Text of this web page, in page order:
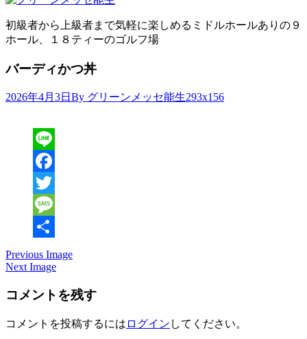
初級者から上級者まで気軽に楽しめるミドルホールありの９
ホール、１８ティーのゴルフ場
バーディかつ丼
2026年4月3日 By グリーンメッセ能生Attachment
293x156
Line
Facebook
Twitter
Message
有
Previous Image
Next Image
コメントを残す
コメントを投稿するには ログイン してください。